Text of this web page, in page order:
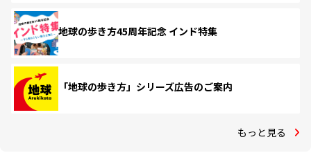
地球の歩き方45周年記念 インド特集
「地球の歩き方」シリーズ広告のご案内
もっと見る